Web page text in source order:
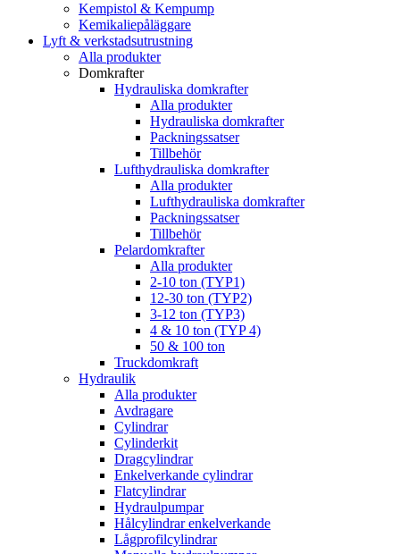
Kempistol & Kempump
Kemikaliepåläggare
Lyft & verkstadsutrustning
Alla produkter
Domkrafter
Hydrauliska domkrafter
Alla produkter
Hydrauliska domkrafter
Packningssatser
Tillbehör
Lufthydrauliska domkrafter
Alla produkter
Lufthydrauliska domkrafter
Packningssatser
Tillbehör
Pelardomkrafter
Alla produkter
2-10 ton (TYP1)
12-30 ton (TYP2)
3-12 ton (TYP3)
4 & 10 ton (TYP 4)
50 & 100 ton
Truckdomkraft
Hydraulik
Alla produkter
Avdragare
Cylindrar
Cylinderkit
Dragcylindrar
Enkelverkande cylindrar
Flatcylindrar
Hydraulpumpar
Hålcylindrar enkelverkande
Lågprofilcylindrar